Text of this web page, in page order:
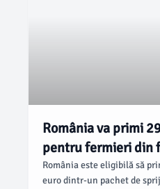
România va primi
pentru fermieri din
România este eligibilă să
euro dintr-un pachet de